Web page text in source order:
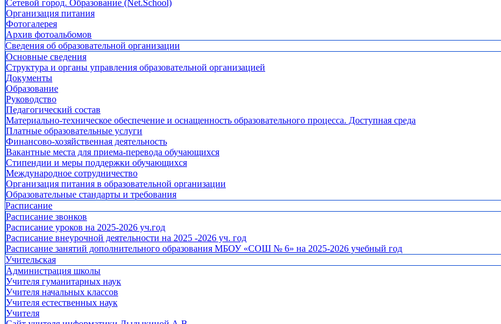
Сетевой город. Образование (Net.School)
Организация питания
Фотогалерея
Архив фотоальбомов
Сведения об образовательной организации
Основные сведения
Структура и органы управления образовательной организацией
Документы
Образование
Руководство
Педагогический состав
Материально-техническое обеспечение и оснащенность образовательного процесса. Доступная среда
Платные образовательные услуги
Финансово-хозяйственная деятельность
Вакантные места для приема-перевода обучающихся
Стипендии и меры поддержки обучающихся
Международное сотрудничество
Организация питания в образовательной организации
Образовательные стандарты и требования
Расписание
Расписание звонков
Расписание уроков на 2025-2026 уч.год
Расписание внеурочной деятельности на 2025 -2026 уч. год
Расписание занятий дополнительного образования МБОУ «СОШ № 6» на 2025-2026 учебный год
Учительская
Администрация школы
Учителя гуманитарных наук
Учителя начальных классов
Учителя естественных наук
Учителя